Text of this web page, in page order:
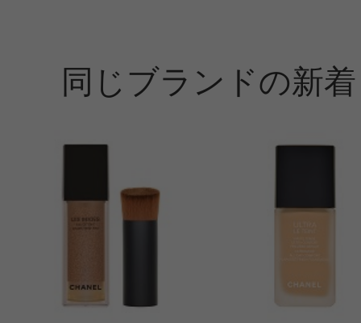
んが、芯がとにかく柔らかいので肌
色か購入しましたがどれも折れやす
過ぎて戻す時に指で押し込むように
善してもらいたいです。
同じブランドの新